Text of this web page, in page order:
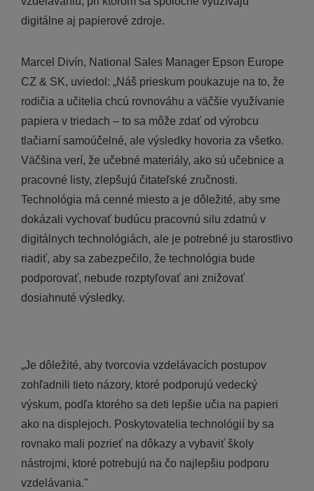
digitálne aj papierové zdroje.
Marcel Divín, National Sales Manager Epson Europe
CZ & SK, uviedol: „Náš prieskum poukazuje na to, že
rodičia a učitelia chcú rovnováhu a väčšie využívanie
papiera v triedach – to sa môže zdať od výrobcu
tlačiarní samoúčelné, ale výsledky hovoria za všetko.
Väčšina verí, že učebné materiály, ako sú učebnice a
pracovné listy, zlepšujú čitateľské zručnosti.
Technológia má cenné miesto a je dôležité, aby sme
dokázali vychovať budúcu pracovnú silu zdatnú v
digitálnych technológiách, ale je potrebné ju starostlivo
riadiť, aby sa zabezpečilo, že technológia bude
podporovať, nebude rozptyľovať ani znižovať
dosiahnuté výsledky.
„Je dôležité, aby tvorcovia vzdelávacích postupov
zohľadnili tieto názory, ktoré podporujú vedecký
výskum, podľa ktorého sa deti lepšie učia na papieri
ako na displejoch. Poskytovatelia technológií by sa
rovnako mali pozrieť na dôkazy a vybaviť školy
nástrojmi, ktoré potrebujú na čo najlepšiu podporu
vzdelávania."